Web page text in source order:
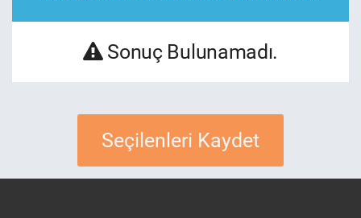
Sonuç Bulunamadı.
Seçilenleri Kaydet